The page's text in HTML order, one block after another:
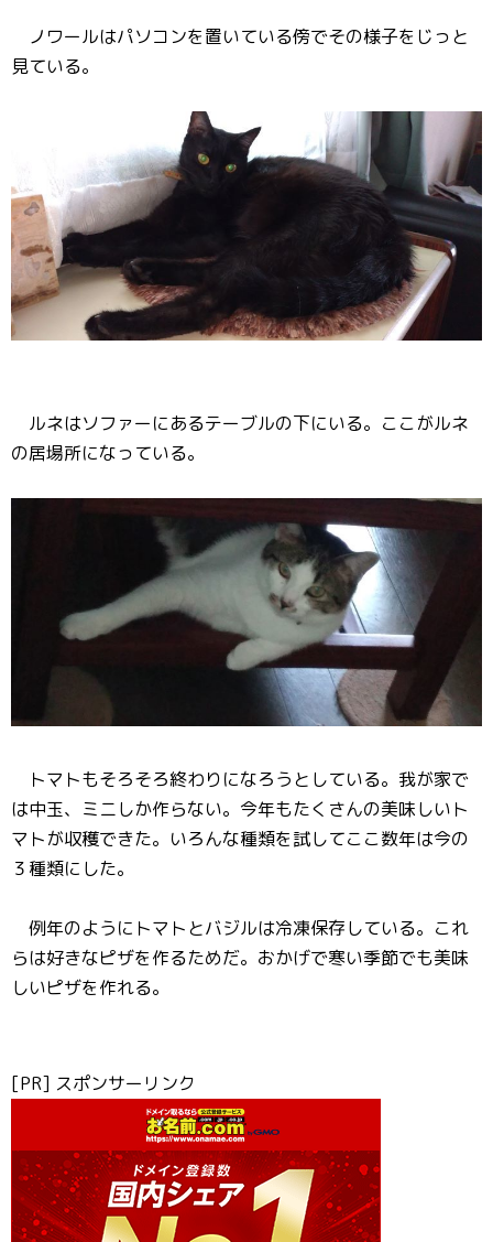
ノワールはパソコンを置いている傍でその様子をじっと
見ている。
ルネはソファーにあるテーブルの下にいる。ここがルネ
の居場所になっている。
トマトもそろそろ終わりになろうとしている。我が家で
は中玉、ミニしか作らない。今年もたくさんの美味しいト
マトが収穫できた。いろんな種類を試してここ数年は今の
３種類にした。
例年のようにトマトとバジルは冷凍保存している。これ
らは好きなピザを作るためだ。おかげで寒い季節でも美味
しいピザを作れる。
[PR] スポンサーリンク